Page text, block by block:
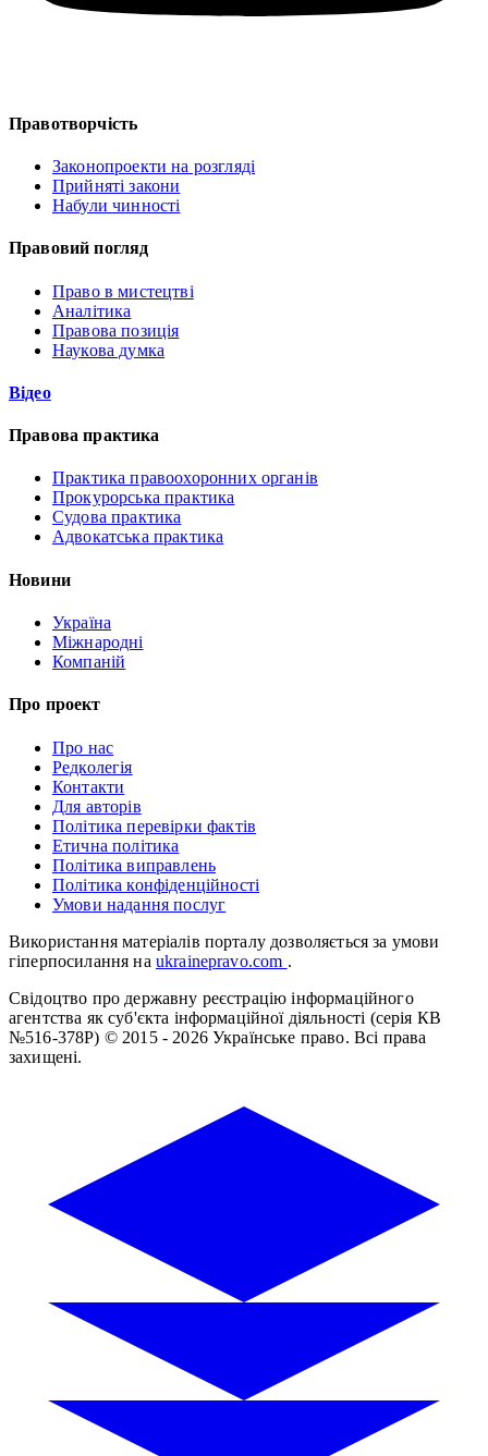
Правотворчість
Законопроекти на розгляді
Прийняті закони
Набули чинності
Правовий погляд
Право в мистецтві
Аналітика
Правова позиція
Наукова думка
Відео
Правова практика
Практика правоохоронних органів
Прокурорська практика
Судова практика
Адвокатська практика
Новини
Україна
Міжнародні
Компаній
Про проект
Про нас
Редколегія
Контакти
Для авторів
Політика перевірки фактів
Етична політика
Політика виправлень
Політика конфіденційності
Умови надання послуг
Використання матеріалів порталу дозволяється за умови
гіперпосилання на ukrainepravo.com .
Свідоцтво про державну реєстрацію інформаційного
агентства як суб'єкта інформаційної діяльності (серія КВ
№516-378Р) © 2015 - 2026 Українське право. Всі права
захищені.